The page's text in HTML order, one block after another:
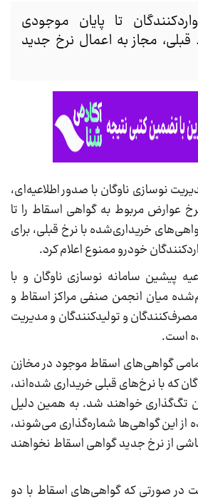
تا پایان موجودی
مجاز به اعمال نرخ جدید
نوسازی ناوگان با صدور اطلاعیه‌ای،
عوارض مربوط به گواهی اسقاط را تا
خریداری‌شده با نرخ قبلی، برای
خودرو ممنوع اعلام کرد.
پیشین سامانه نوسازی ناوگان و با
میان انجمن صنفی مراکز اسقاط و
و تولیدکنندگان و مدیریت
است.
گواهی‌های اسقاط موجود در مخازن
که با نرخ‌های قبلی خریداری شده‌اند،
تگ‌گذاری خواهند شد. به همین دلیل
از این گواهی‌ها شماره‌گذاری می‌شوند،
از نرخ جدید گواهی اسقاط نخواهند
در صورتی که گواهی‌های اسقاط با دو